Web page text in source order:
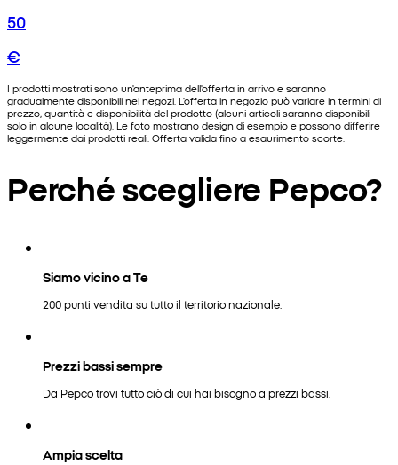
50
€
I prodotti mostrati sono un'anteprima dell'offerta in arrivo e saranno
gradualmente disponibili nei negozi. L'offerta in negozio può variare in termini di
prezzo, quantità e disponibilità del prodotto (alcuni articoli saranno disponibili
solo in alcune località). Le foto mostrano design di esempio e possono differire
leggermente dai prodotti reali. Offerta valida fino a esaurimento scorte.
Perché scegliere Pepco?
Siamo vicino a Te
200 punti vendita su tutto il territorio nazionale.
Prezzi bassi sempre
Da Pepco trovi tutto ciò di cui hai bisogno a prezzi bassi.
Ampia scelta